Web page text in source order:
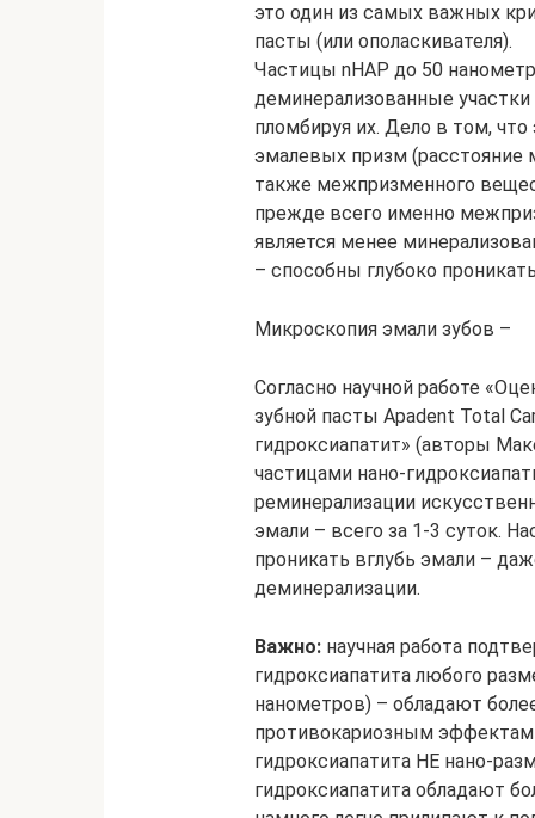
это один из самых важных
пасты (или ополаскивателя).
Частицы nHAP до 50
деминерализованные
пломбируя их. Дело в том,
эмалевых призм (расстояние
также межпризменного
прежде всего именно
является менее
– способны глубоко
Микроскопия эмали зубов –
Согласно научной работе
зубной пасты Аpadent Total
гидроксиапатит» (авторы
частицами нано-
реминерализации
эмали – всего за 1-3 суток.
проникать вглубь эмали –
деминерализации.
Важно: научная работа
гидроксиапатита любого
нанометров) – обладают
противокариозным
гидроксиапатита НЕ нано-
гидроксиапатита обладают